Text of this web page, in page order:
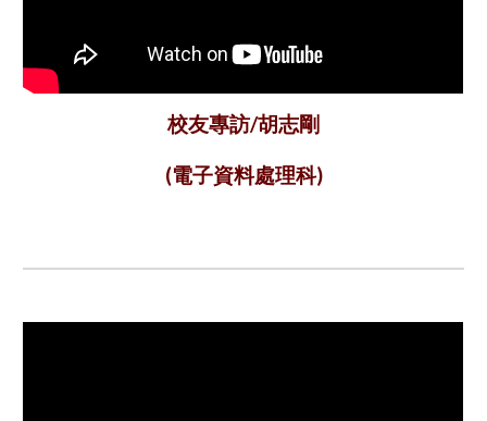
校友專訪/胡志剛
(電子資料處理科)